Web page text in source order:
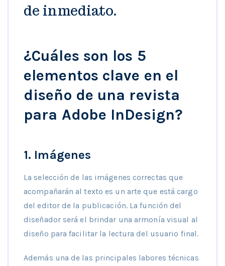
de inmediato.
¿Cuáles son los 5
elementos clave en el
diseño de una revista
para Adobe InDesign?
1. Imágenes
La selección de las imágenes correctas que
acompañarán al texto es un arte que está cargo
del editor de la publicación. La función del
diseñador será el brindar una armonía visual al
diseño para facilitar la lectura del usuario final.
Además una de las principales labores técnicas